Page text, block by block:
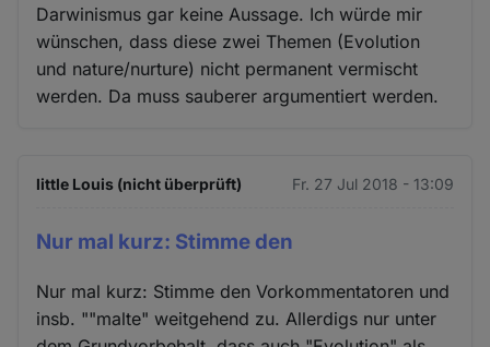
Darwinismus gar keine Aussage. Ich würde mir
wünschen, dass diese zwei Themen (Evolution
und nature/nurture) nicht permanent vermischt
werden. Da muss sauberer argumentiert werden.
little Louis (nicht überprüft) Fr. 27 Jul 2018 - 13:09
Nur mal kurz: Stimme den
Nur mal kurz: Stimme den Vorkommentatoren und
insb. ""malte" weitgehend zu. Allerdigs nur unter